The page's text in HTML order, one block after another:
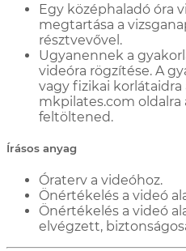
Egy középhaladó óra
megtartása a
résztvevővel.
Ugyanennek a
videóra rögzítése. A
vagy fizikai
mkpilates.com oldalra
feltöltened.
Írásos anyag
Óraterv a videóhoz.
Önértékelés a videó
Önértékelés a videó
elvégzett,